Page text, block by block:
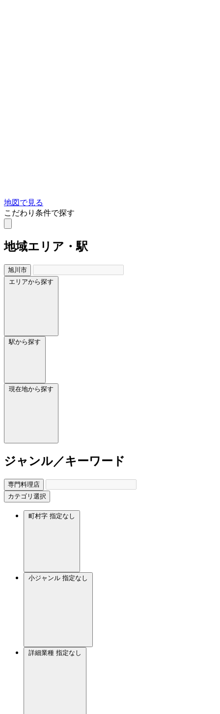
地図で見る
こだわり条件で探す
地域エリア・駅
旭川市
エリアから探す
駅から探す
現在地から探す
ジャンル／キーワード
専門料理店
カテゴリ選択
町村字 指定なし
小ジャンル 指定なし
詳細業種 指定なし